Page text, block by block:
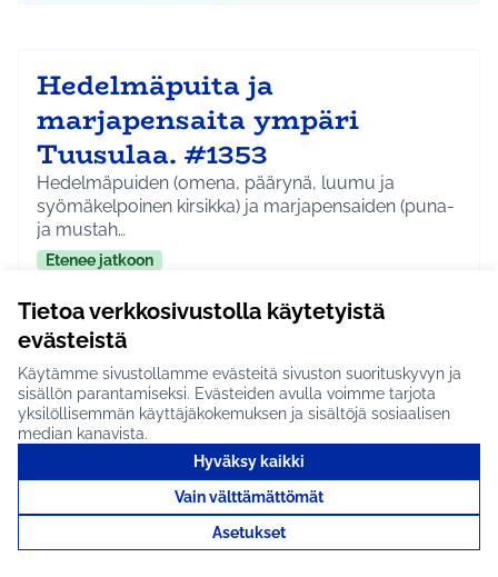
Tietoa verkkosivustolla käytetyistä
evästeistä
Käytämme sivustollamme evästeitä sivuston suorituskyvyn ja
sisällön parantamiseksi. Evästeiden avulla voimme tarjota
yksilöllisemmän käyttäjäkokemuksen ja sisältöjä sosiaalisen
median kanavista.
Hyväksy kaikki
Vain välttämättömät
Asetukset
Hedelmäpuita ja
marjapensaita ympäri
Tuusulaa. #1353
Hedelmäpuiden (omena, päärynä, luumu ja
syömäkelpoinen kirsikka) ja marjapensaiden (puna-
ja mustah…
Etenee jatkoon
Rajaa tulokset aihepiirin mukaan: Koko Tuusula
Rajaa tulokset teeman mukaan: Ympäristö
Kukkaniittyjä ympäri
Tuusulaa! #1352
Asukkaat voisivat osallistua keväällä kukkaniittyjen